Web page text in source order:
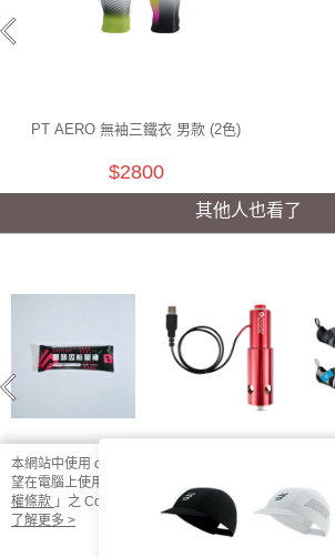
PT AERO 無袖三鐵衣 男款 (2色)
$2800
其他人也看了
UP咖啡因能量棒-
香蕉可可
$75
BONT 洗培林機
$2500
本網站中使用 cookie，欲查詢有關本網站使用 cookie
望在電腦上使用 cookie 時應如何變更電腦的 cookie 設
權條款 」之 Cookie 聲明。您繼續使用本網站即表示
用條款之 Cookie 聲明使用 cookie。
了解更多 >